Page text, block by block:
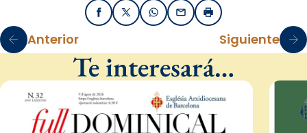
FacebookX / TwitterWhatsApp
EmailImprimir
Anterior Siguiente
Te interesará…